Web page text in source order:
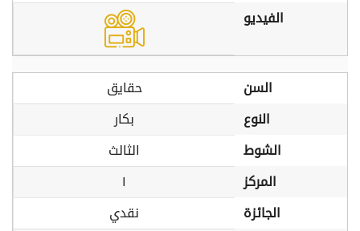
الفيديو
السن
حقايق
النوع
بكار
الشوط
الثالث
المركز
١
الجائزة
نقدي